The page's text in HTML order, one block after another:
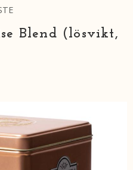
Blend (lösvikt,